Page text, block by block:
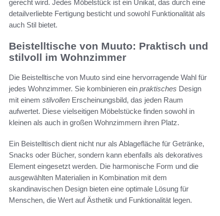
gerecht wird. Jedes Möbelstück ist ein Unikat, das durch eine
detailverliebte Fertigung besticht und sowohl Funktionalität als
auch Stil bietet.
Beistelltische von Muuto: Praktisch und
stilvoll im Wohnzimmer
Die Beistelltische von Muuto sind eine hervorragende Wahl für
jedes Wohnzimmer. Sie kombinieren ein praktisches Design
mit einem stilvollen Erscheinungsbild, das jeden Raum
aufwertet. Diese vielseitigen Möbelstücke finden sowohl in
kleinen als auch in großen Wohnzimmern ihren Platz.
Ein Beistelltisch dient nicht nur als Ablagefläche für Getränke,
Snacks oder Bücher, sondern kann ebenfalls als dekoratives
Element eingesetzt werden. Die harmonische Form und die
ausgewählten Materialien in Kombination mit dem
skandinavischen Design bieten eine optimale Lösung für
Menschen, die Wert auf Ästhetik und Funktionalität legen.